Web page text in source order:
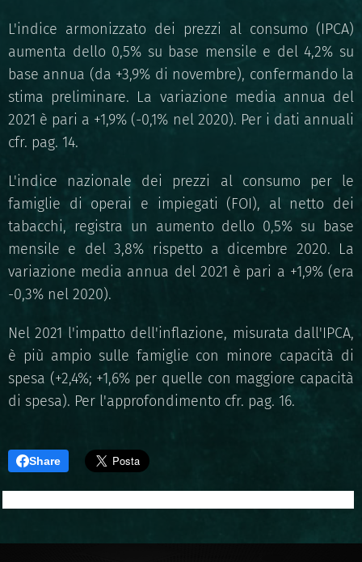
L'indice armonizzato dei prezzi al consumo (IPCA)
aumenta dello 0,5% su base mensile e del 4,2% su
base annua (da +3,9% di novembre), confermando la
stima preliminare. La variazione media annua del
2021 è pari a +1,9% (-0,1% nel 2020). Per i dati annuali
cfr. pag. 14.
L'indice nazionale dei prezzi al consumo per le
famiglie di operai e impiegati (FOI), al netto dei
tabacchi, registra un aumento dello 0,5% su base
mensile e del 3,8% rispetto a dicembre 2020. La
variazione media annua del 2021 è pari a +1,9% (era
-0,3% nel 2020).
Nel 2021 l'impatto dell'inflazione, misurata dall'IPCA,
è più ampio sulle famiglie con minore capacità di
spesa (+2,4%; +1,6% per quelle con maggiore capacità
di spesa). Per l'approfondimento cfr. pag. 16.
Share